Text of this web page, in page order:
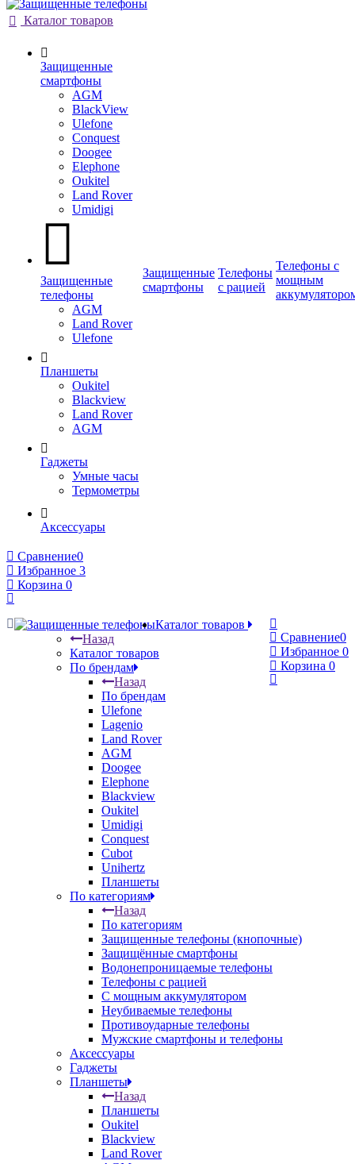
Каталог товаров
Защищенные
смартфоны
AGM
BlackView
Ulefone
Conquest
Doogee
Elephone
Oukitel
Land Rover
Umidigi
Защищенные
телефоны
AGM
Land Rover
Ulefone
Планшеты
Oukitel
Blackview
Land Rover
AGM
Гаджеты
Умные часы
Термометры
Аксессуары
Защищенные
смартфоны
Телефоны
с рацией
Телефоны с
мощным
Сравнение0
Избранное 3
Корзина 0
Сравнение0
Избранное 0
Корзина 0
Каталог товаров
Назад
Каталог товаров
По брендам
Назад
По брендам
Ulefone
Lagenio
Land Rover
AGM
Doogee
Elephone
Blackview
Oukitel
Umidigi
Conquest
Cubot
Unihertz
Планшеты
По категориям
Назад
По категориям
Защищенные телефоны (кнопочные)
Защищённые смартфоны
Водонепроницаемые телефоны
Телефоны с рацией
С мощным аккумулятором
Неубиваемые телефоны
Противоударные телефоны
Мужские смартфоны и телефоны
Аксессуары
Гаджеты
Планшеты
Назад
Планшеты
Oukitel
Blackview
Land Rover